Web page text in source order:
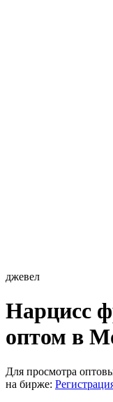
джевел
Нарцисс
оптом в
Для просмотра
на бирже: